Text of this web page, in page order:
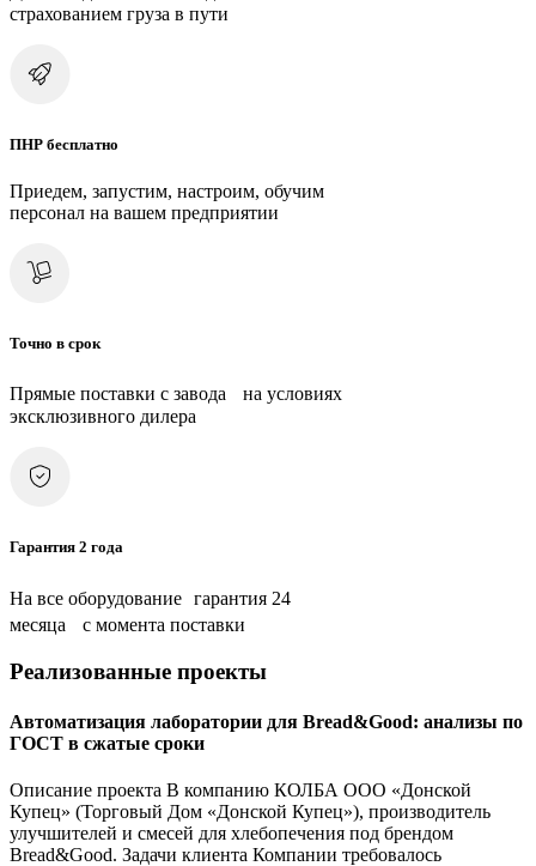
страхованием груза в пути
ПНР бесплатно
Приедем, запустим, настроим, обучим
персонал на вашем предприятии
Точно в срок
Прямые поставки с завода на условиях
эксклюзивного дилера
Гарантия 2 года
На все оборудование гарантия 24
месяца с момента поставки
Реализованные проекты
Автоматизация лаборатории для Bread&Good: анализы по
ГОСТ в сжатые сроки
Описание проекта В компанию КОЛБА ООО «Донской
Купец» (Торговый Дом «Донской Купец»), производитель
улучшителей и смесей для хлебопечения под брендом
Bread&Good. Задачи клиента Компании требовалось